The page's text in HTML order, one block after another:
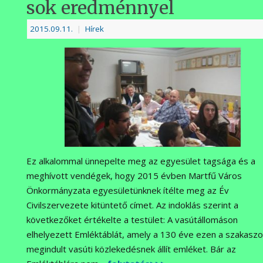
sok eredménnyel
2015.09.11. | Hírek
Ez alkalommal ünnepelte meg az egyesület tagsága és a
meghívott vendégek, hogy 2015 évben Martfű Város
Önkormányzata egyesületünknek ítélte meg az Év
Civilszervezete kitüntető címet. Az indoklás szerint a
következőket értékelte a testület: A vasútállomáson
elhelyezett Emléktáblát, amely a 130 éve ezen a
megindult vasúti közlekedésnek állít emléket. Bár az